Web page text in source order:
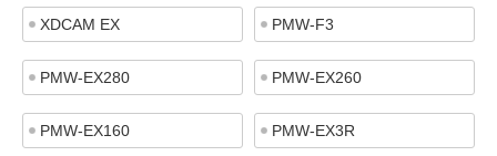
XDCAM EX PMW-F3
PMW-EX280 PMW-EX260
PMW-EX160 PMW-EX3R